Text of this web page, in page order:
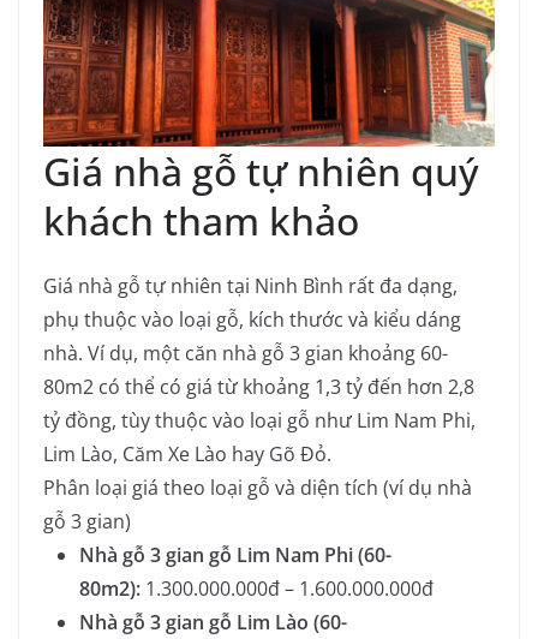
Giá nhà gỗ tự nhiên quý
khách tham khảo
Giá nhà gỗ tự nhiên tại Ninh Bình rất đa dạng,
phụ thuộc vào loại gỗ, kích thước và kiểu dáng
nhà. Ví dụ, một căn nhà gỗ 3 gian khoảng 60-
80m2 có thể có giá từ khoảng 1,3 tỷ đến hơn 2,8
tỷ đồng, tùy thuộc vào loại gỗ như Lim Nam Phi,
Lim Lào, Căm Xe Lào hay Gõ Đỏ.
Phân loại giá theo loại gỗ và diện tích (ví dụ nhà
gỗ 3 gian)
Nhà gỗ 3 gian gỗ Lim Nam Phi (60-
80m2): 1.300.000.000đ – 1.600.000.000đ
Nhà gỗ 3 gian gỗ Lim Lào (60-